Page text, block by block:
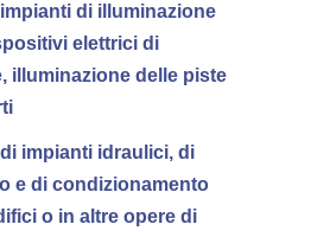
di illuminazione
elettrici di
illuminazione delle piste
impianti idraulici, di
e di condizionamento
o in altre opere di